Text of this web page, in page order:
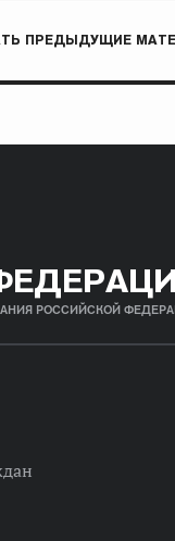
ПРЕДЫДУЩИЕ
РОССИЙСКОЙ